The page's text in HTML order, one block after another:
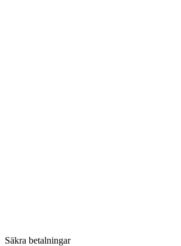
Säkra betalningar